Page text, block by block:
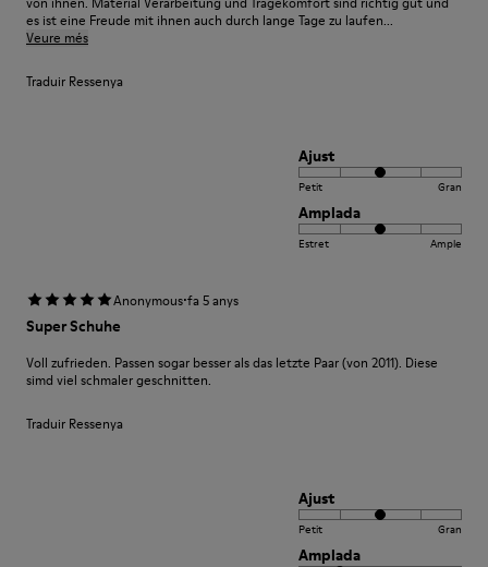
es ist eine Freude mit ihnen auch durch lange Tage zu laufen...
Veure més
Traduir Ressenya
Ajust
Petit Gran
Amplada
Estret Ample
Anonymous·fa 5 anys
Super Schuhe
Voll zufrieden. Passen sogar besser als das letzte Paar (von 2011). Diese
simd viel schmaler geschnitten.
Traduir Ressenya
Ajust
Petit Gran
Amplada